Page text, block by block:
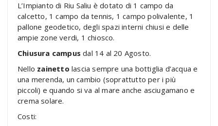
L’Impianto di Riu Saliu è dotato di 1 campo da
calcetto, 1 campo da tennis, 1 campo polivalente, 1
pallone geodetico, degli spazi interni chiusi e delle
ampie zone verdi, 1 chiosco.
Chiusura campus dal 14 al 20 Agosto.
Nello zainetto lascia sempre una bottiglia d’acqua e
una merenda, un cambio (soprattutto per i più
piccoli) e quando si va al mare anche asciugamano e
crema solare.
Costi: